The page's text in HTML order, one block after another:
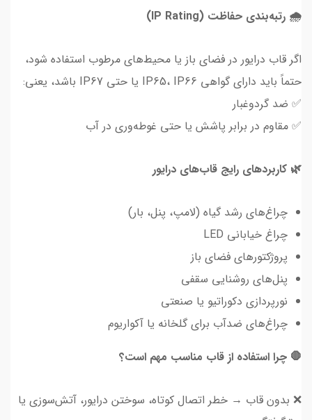
🌧️ رتبه‌بندی حفاظت (IP Rating)
اگر قاب درایور در فضای باز یا محیط‌های مرطوب استفاده شود،
حتماً باید دارای گواهی IP65، IP66 یا حتی IP67 باشد، یعنی:
✅ ضد گردوغبار
✅ مقاوم در برابر پاشش یا حتی غوطه‌وری در آب
🌿 کاربردهای رایج قاب‌های درایور
چراغ‌های رشد گیاه (لامپ، پنل، بار)
چراغ خیابانی LED
پروژکتورهای فضای باز
پنل‌های روشنایی سقفی
نورپردازی دکوراتیو یا صنعتی
چراغ‌های ضدآب برای گلخانه یا آکواریوم
🛑 چرا استفاده از قاب مناسب مهم است؟
❌ بدون قاب → خطر اتصال کوتاه، سوختن درایور، آتش‌سوزی یا